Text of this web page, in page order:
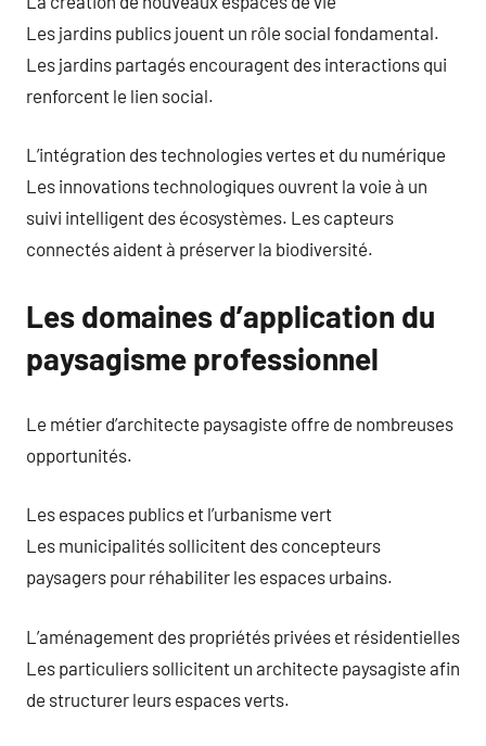
Les jardins publics jouent un rôle social fondamental.
Les jardins partagés encouragent des interactions qui
renforcent le lien social.
L’intégration des technologies vertes et du numérique
Les innovations technologiques ouvrent la voie à un
suivi intelligent des écosystèmes. Les capteurs
connectés aident à préserver la biodiversité.
Les domaines d’application du
paysagisme professionnel
Le métier d’architecte paysagiste offre de nombreuses
opportunités.
Les espaces publics et l’urbanisme vert
Les municipalités sollicitent des concepteurs
paysagers pour réhabiliter les espaces urbains.
L’aménagement des propriétés privées et résidentielles
Les particuliers sollicitent un architecte paysagiste afin
de structurer leurs espaces verts.